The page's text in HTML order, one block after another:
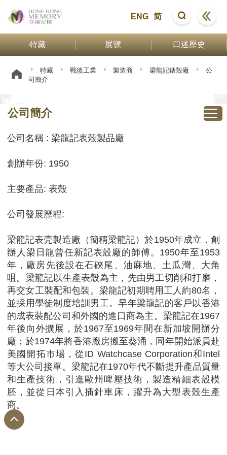
ENG 简
特藏 展覽 口述歷史
特藏 戰後工業 製造商 梁龍記錶殼廠
公
司簡介
公司簡介
公司名稱 : 梁龍記表殼製品廠
創辦年份: 1950
主要產品: 表殼
公司發展歷程:
梁龍記表壳製造廠（簡稱梁龍記）於1950年成立，創
辦人梁日龍曾任新記表殼廠的師傅。1950年至1953
年，廠房先後設在石硤尾、油麻地、土瓜灣、大角
咀。梁龍記以生產表殼為主，先由男工切削和打磨，
再交女工裝配和包裝。梁龍記初期聘用工人約80名，
並採用學徒制度培訓男工。早年梁龍記的客戶以香港
的成表裝配公司和外國的進口商為主。梁龍記在1967
年後向外擴展，於1967至1969年間在新加坡開辦分
廠；於1974年將香港廠房搬至葵涌，同年開始派員赴
美國開拓市場，從ID Watchcase Corporation和Intel
等大公司接單。梁龍記在1970年代不斷提升產品質量
和生產技術，引進歐州啤壓技術，製造精細表殼模
胚，並從日本引入插針車床，躍升為大型表殼生產
商。